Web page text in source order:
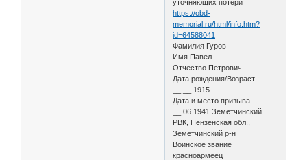
уточняющих потери
https://obd-
memorial.ru/html/info.htm?
id=64588041
Фамилия Гуров
Имя Павел
Отчество Петрович
Дата рождения/Возраст
__.__.1915
Дата и место призыва
__.06.1941 Земетчинский
РВК, Пензенская обл.,
Земетчинский р-н
Воинское звание
красноармеец